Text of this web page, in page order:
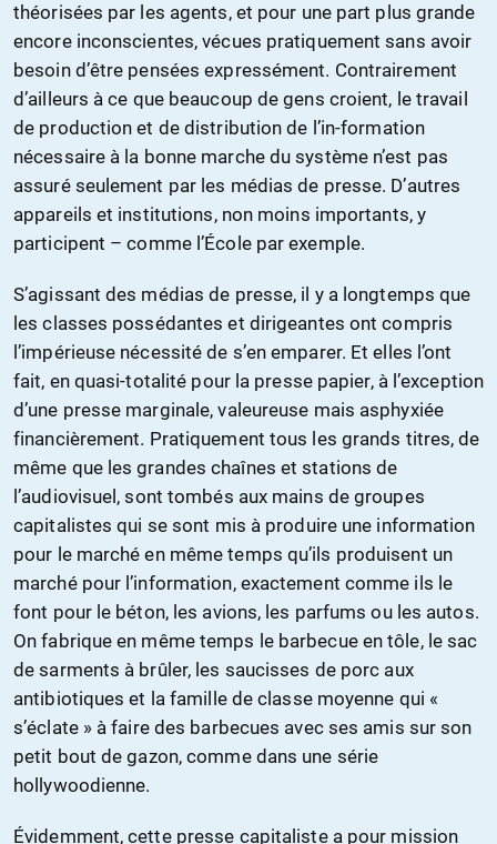
théorisées par les agents, et pour une part plus grande
encore inconscientes, vécues pratiquement sans avoir
besoin d’être pensées expressément. Contrairement
d’ailleurs à ce que beaucoup de gens croient, le travail
de production et de distribution de l’in-formation
nécessaire à la bonne marche du système n’est pas
assuré seulement par les médias de presse. D’autres
appareils et institutions, non moins importants, y
participent – comme l’École par exemple.
S’agissant des médias de presse, il y a longtemps que
les classes possédantes et dirigeantes ont compris
l’impérieuse nécessité de s’en emparer. Et elles l’ont
fait, en quasi-totalité pour la presse papier, à l’exception
d’une presse marginale, valeureuse mais asphyxiée
financièrement. Pratiquement tous les grands titres, de
même que les grandes chaînes et stations de
l’audiovisuel, sont tombés aux mains de groupes
capitalistes qui se sont mis à produire une information
pour le marché en même temps qu’ils produisent un
marché pour l’information, exactement comme ils le
font pour le béton, les avions, les parfums ou les autos.
On fabrique en même temps le barbecue en tôle, le sac
de sarments à brûler, les saucisses de porc aux
antibiotiques et la famille de classe moyenne qui «
s’éclate » à faire des barbecues avec ses amis sur son
petit bout de gazon, comme dans une série
hollywoodienne.
Évidemment, cette presse capitaliste a pour mission